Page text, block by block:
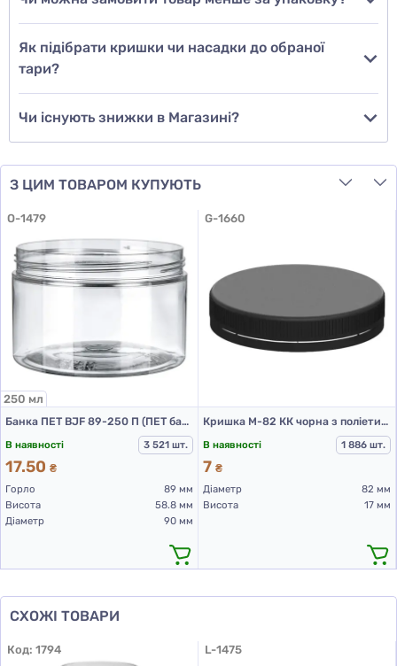
Як підібрати кришки чи насадки до обраної
тари?
Чи існують знижки в Магазині?
З ЦИМ ТОВАРОМ КУПУЮТЬ
O-1479
250 мл
Банка ПЕТ BJF 89-250 П (ПЕТ банки 250 мл)
В наявності
3 521 шт.
17.50 ₴
Горло
89 мм
Висота
58.8 мм
Діаметр
90 мм
G-1660
Кришка М-82 КК чорна з поліетилену
В наявності
1 886 шт.
7 ₴
Діаметр
82 мм
Висота
17 мм
СХОЖІ ТОВАРИ
Код: 1794 L-1475